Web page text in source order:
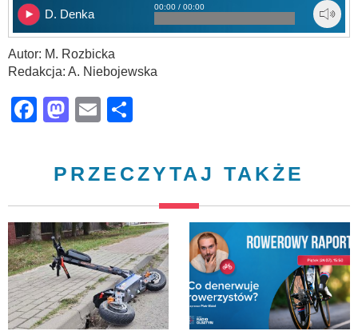
D. Denka
00:00 / 00:00
Autor: M. Rozbicka
Redakcja: A. Niebojewska
Facebook
Mastodon
Email
PRZECZYTAJ TAKŻE